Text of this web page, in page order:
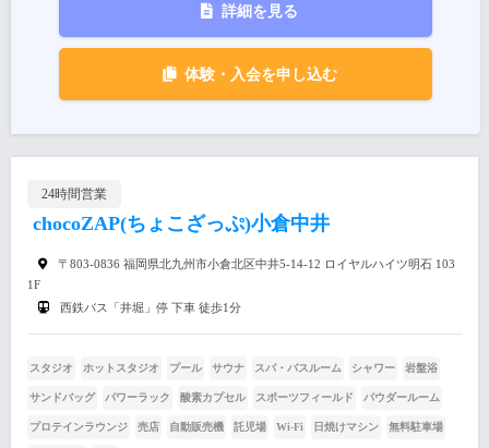
詳細を見る
体験・入会を申し込む
24時間営業
chocoZAP(ちょこざっぷ)小倉中井
〒803-0836 福岡県北九州市小倉北区中井5-14-12 ロイヤルハイツ明石 103
1F
西鉄バス「井堀」停 下車 徒歩1分
スタジオ ホットスタジオ プール サウナ スパ・バスルーム シャワー 岩盤浴
サンドバッグ パワーラック 酸素カプセル スポーツフィールド パウダールーム
プロテインラウンジ 売店 自動販売機 託児場 Wi-Fi 日焼けマシン 無料駐車場